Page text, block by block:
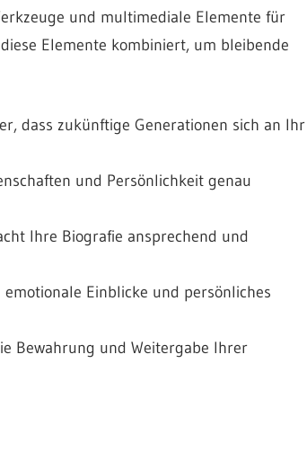
und multimediale Elemente für
Elemente kombiniert, um bleibende
dass zukünftige Generationen sich an Ihr
und Persönlichkeit genau
Ihre Biografie ansprechend und
Einblicke und persönliches
Bewahrung und Weitergabe Ihrer